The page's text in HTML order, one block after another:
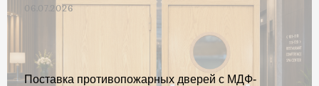
06.07.2026
Поставка противопожарных дверей с МДФ-